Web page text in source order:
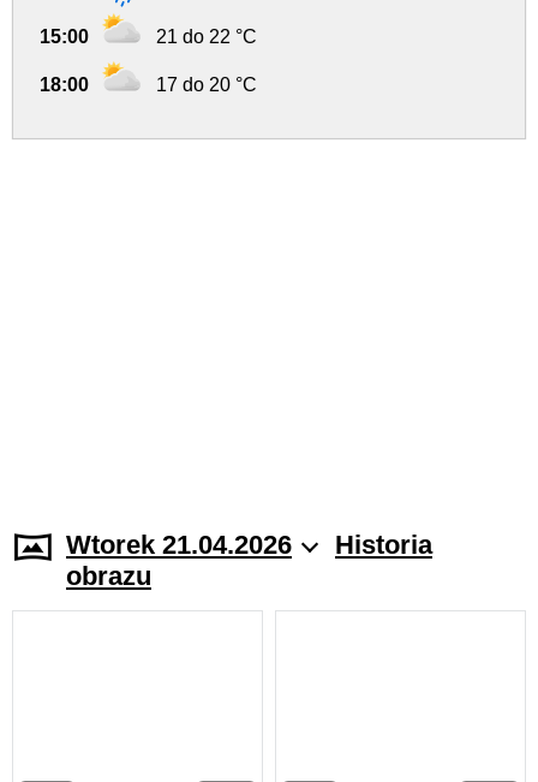
15:00 21 do 22 °C
18:00 17 do 20 °C
Wtorek 21.04.2026
Historia
obrazu